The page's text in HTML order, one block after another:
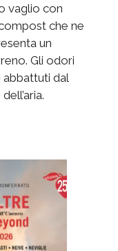
vaglio con
che ne
un
Gli odori
abbattuti dal